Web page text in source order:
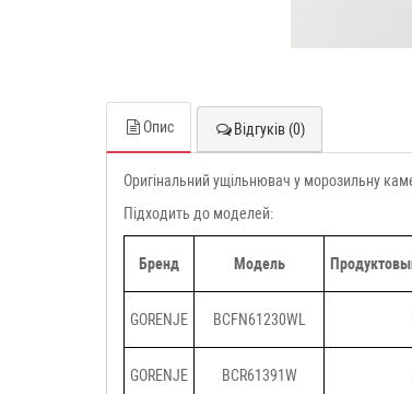
Опис Відгуків (0)
Оригінальний ущільнювач у морозильну
Підходить до моделей:
Бренд Модель
GORENJE BCFN61230WL
GORENJE BCR61391W